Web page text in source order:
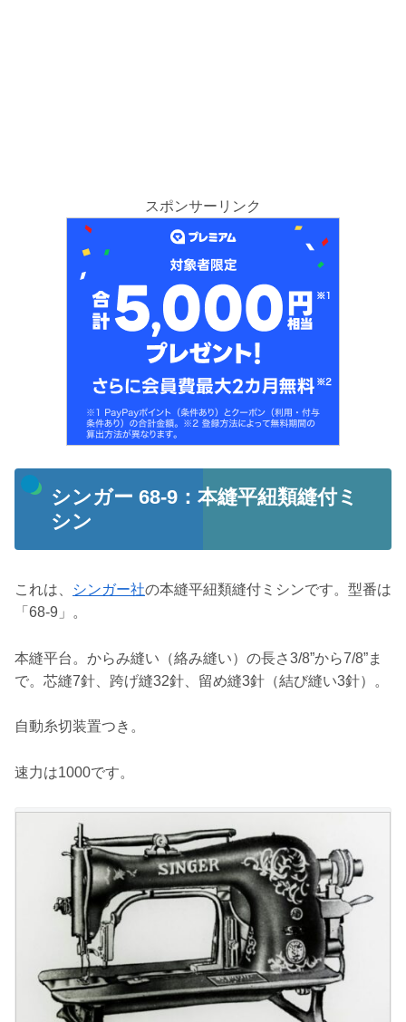
スポンサーリンク
シンガー 68-9：本縫平紐類縫付ミ
シン
これは、 シンガー社の本縫平紐類縫付ミシンです。型番は
「68-9」。
本縫平台。からみ縫い（絡み縫い）の長さ3/8”から7/8”ま
で。芯縫7針、跨げ縫32針、留め縫3針（結び縫い3針）。
自動糸切装置つき。
速力は1000です。